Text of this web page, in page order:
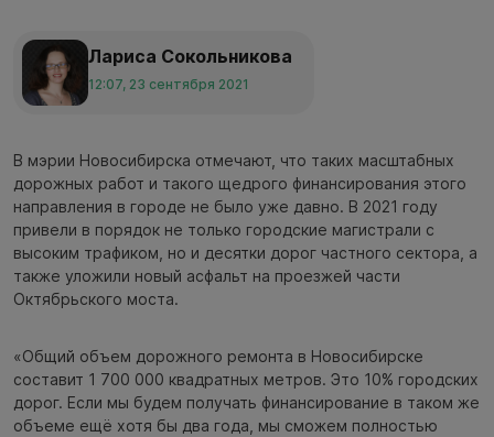
Лариса Сокольникова
12:07, 23 сентября 2021
В мэрии Новосибирска отмечают, что таких масштабных
дорожных работ и такого щедрого финансирования этого
направления в городе не было уже давно. В 2021 году
привели в порядок не только городские магистрали с
высоким трафиком, но и десятки дорог частного сектора, а
также уложили новый асфальт на проезжей части
Октябрьского моста.
«Общий объем дорожного ремонта в Новосибирске
составит 1 700 000 квадратных метров. Это 10% городских
дорог. Если мы будем получать финансирование в таком же
объеме ещё хотя бы два года, мы сможем полностью